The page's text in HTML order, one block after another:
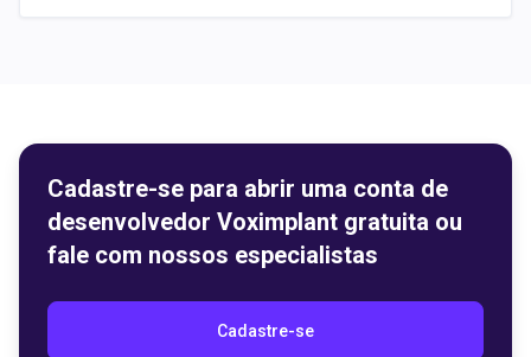
Cadastre-se para abrir uma conta de
desenvolvedor Voximplant gratuita ou
fale com nossos especialistas
Cadastre-se